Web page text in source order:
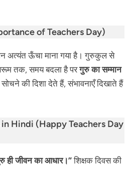
of Teachers Day)
अत्यंत ऊँचा माना गया है। गुरुकुल से
तक, समय बदला है परगुरु का सम्मान
की दिशा देते हैं, संभावनाएँ दिखाते हैं
Hindi (Happy Teachers Day
ही जीवन का आधार।”शिक्षक दिवस की